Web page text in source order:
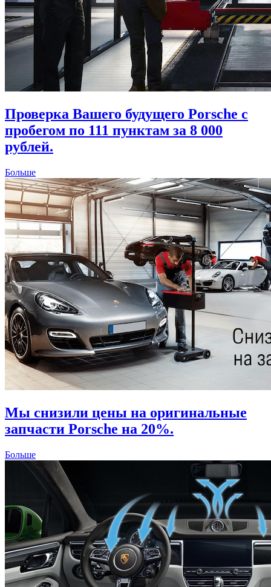
Проверка Вашего будущего Porsche с
пробегом по 111 пунктам за 8 000
рублей.
Больше
Мы снизили цены на оригинальные
запчасти Porsche на 20%.
Больше